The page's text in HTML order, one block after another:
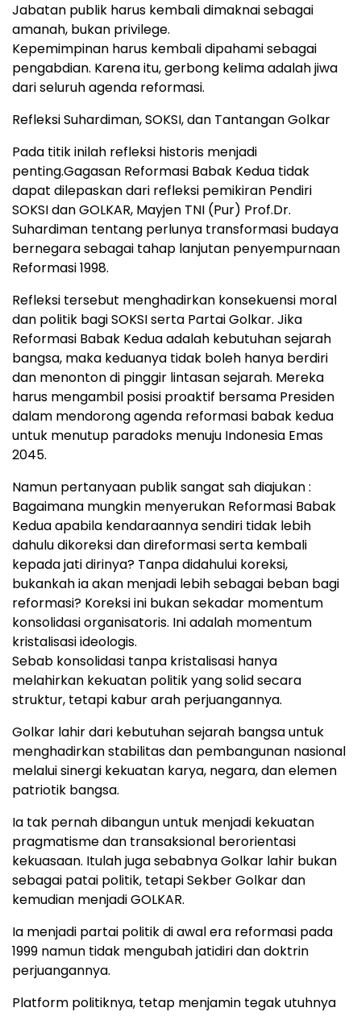
Jabatan publik harus kembali dimaknai sebagai
amanah, bukan privilege.
Kepemimpinan harus kembali dipahami sebagai
pengabdian. Karena itu, gerbong kelima adalah jiwa
dari seluruh agenda reformasi.
Refleksi Suhardiman, SOKSI, dan Tantangan Golkar
Pada titik inilah refleksi historis menjadi
penting.Gagasan Reformasi Babak Kedua tidak
dapat dilepaskan dari refleksi pemikiran Pendiri
SOKSI dan GOLKAR, Mayjen TNI (Pur) Prof.Dr.
Suhardiman tentang perlunya transformasi budaya
bernegara sebagai tahap lanjutan penyempurnaan
Reformasi 1998.
Refleksi tersebut menghadirkan konsekuensi moral
dan politik bagi SOKSI serta Partai Golkar. Jika
Reformasi Babak Kedua adalah kebutuhan sejarah
bangsa, maka keduanya tidak boleh hanya berdiri
dan menonton di pinggir lintasan sejarah. Mereka
harus mengambil posisi proaktif bersama Presiden
dalam mendorong agenda reformasi babak kedua
untuk menutup paradoks menuju Indonesia Emas
2045.
Namun pertanyaan publik sangat sah diajukan :
Bagaimana mungkin menyerukan Reformasi Babak
Kedua apabila kendaraannya sendiri tidak lebih
dahulu dikoreksi dan direformasi serta kembali
kepada jati dirinya? Tanpa didahului koreksi,
bukankah ia akan menjadi lebih sebagai beban bagi
reformasi? Koreksi ini bukan sekadar momentum
konsolidasi organisatoris. Ini adalah momentum
kristalisasi ideologis.
Sebab konsolidasi tanpa kristalisasi hanya
melahirkan kekuatan politik yang solid secara
struktur, tetapi kabur arah perjuangannya.
Golkar lahir dari kebutuhan sejarah bangsa untuk
menghadirkan stabilitas dan pembangunan nasional
melalui sinergi kekuatan karya, negara, dan elemen
patriotik bangsa.
Ia tak pernah dibangun untuk menjadi kekuatan
pragmatisme dan transaksional berorientasi
kekuasaan. Itulah juga sebabnya Golkar lahir bukan
sebagai patai politik, tetapi Sekber Golkar dan
kemudian menjadi GOLKAR.
Ia menjadi partai politik di awal era reformasi pada
1999 namun tidak mengubah jatidiri dan doktrin
perjuangannya.
Platform politiknya, tetap menjamin tegak utuhnya